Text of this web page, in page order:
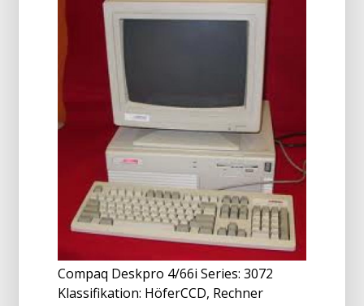
Compaq Deskpro 4/66i Series: 3072
Klassifikation: HöferCCD, Rechner